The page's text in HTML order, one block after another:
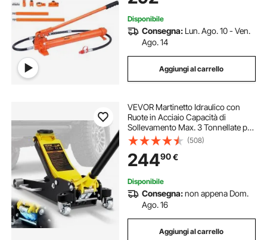
Disponibile
Consegna: Lun. Ago. 10 - Ven.
Ago. 14
Aggiungi al carrello
VEVOR Martinetto Idraulico con
Ruote in Acciaio Capacità di
Sollevamento Max. 3 Tonnellate per
Riparazione Auto Barca Veicolo,
Sollevatore con Ruote Altezza
Regolabile tra 90-500mm da Auto
Camion
(508)
24490€
Disponibile
Consegna:non appena Dom.
Ago. 16
Aggiungi al carrello